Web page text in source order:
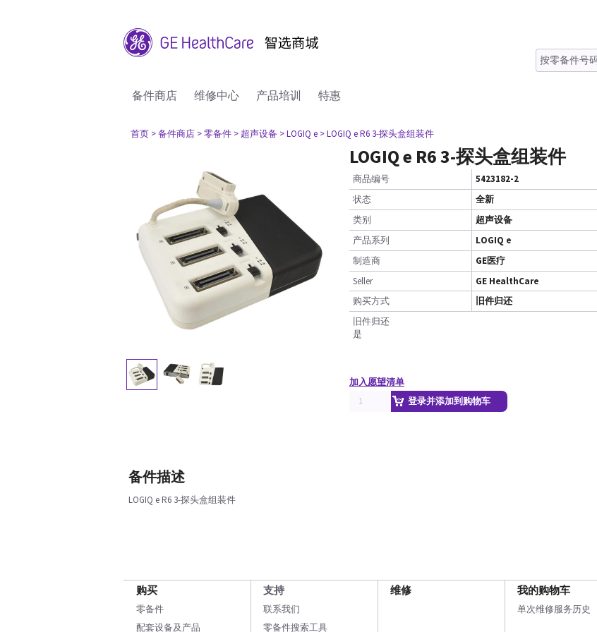
备件商店 维修中心 产品培训 特惠
首页 > 备件商店 > 零备件 > 超声设备 > LOGIQ e > LOGIQ e R6 3-探头盒组装件
LOGIQ e R6 3-探头盒组装件
商品编号
5423182-2
状态
全新
类别
超声设备
产品系列
LOGIQ e
制造商
GE医疗
Seller
GE HealthCare
购买方式
旧件归还
旧件归还
是
加入愿望清单
登录并添加到购物车
备件描述
LOGIQ e R6 3-探头盒组装件
购买
零备件
配套设备及产品
支持
联系我们
零备件搜索工具
维修 我的购物车
单次维修服务历史